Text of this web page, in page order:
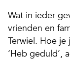
Wat in ieder
vrienden en
Terwiel. Hoe je
‘Heb geduld’,